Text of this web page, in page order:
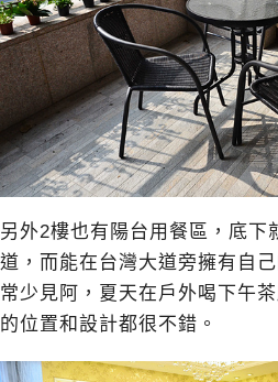
另外2樓也有陽台用餐區，底下
道，而能在台灣大道旁擁有自
常少見阿，夏天在戶外喝下午
的位置和設計都很不錯。